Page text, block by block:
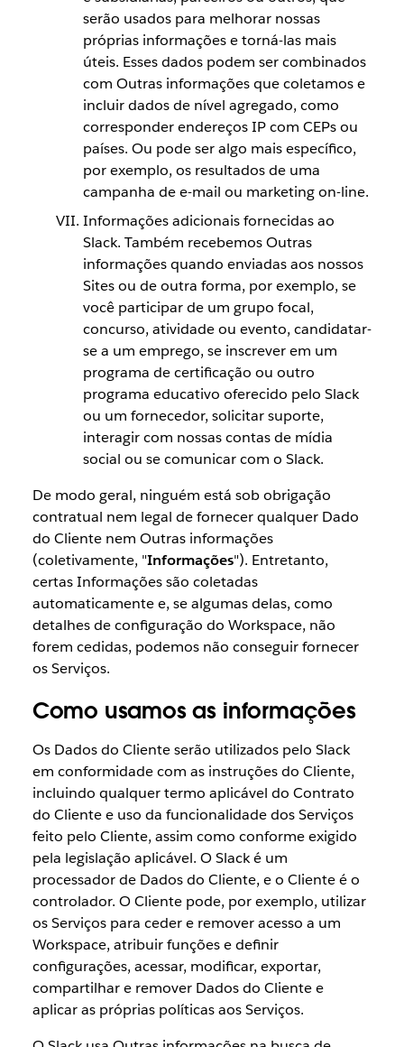
serão usados para melhorar nossas
próprias informações e torná-las mais
úteis. Esses dados podem ser combinados
com Outras informações que coletamos e
incluir dados de nível agregado, como
corresponder endereços IP com CEPs ou
países. Ou pode ser algo mais específico,
por exemplo, os resultados de uma
campanha de e-mail ou marketing on-line.
Informações adicionais fornecidas ao
Slack. Também recebemos Outras
informações quando enviadas aos nossos
Sites ou de outra forma, por exemplo, se
você participar de um grupo focal,
concurso, atividade ou evento, candidatar-
se a um emprego, se inscrever em um
programa de certificação ou outro
programa educativo oferecido pelo Slack
ou um fornecedor, solicitar suporte,
interagir com nossas contas de mídia
social ou se comunicar com o Slack.
De modo geral, ninguém está sob obrigação
contratual nem legal de fornecer qualquer Dado
do Cliente nem Outras informações
(coletivamente, "Informações"). Entretanto,
certas Informações são coletadas
automaticamente e, se algumas delas, como
detalhes de configuração do Workspace, não
forem cedidas, podemos não conseguir fornecer
os Serviços.
Como usamos as informações
Os Dados do Cliente serão utilizados pelo Slack
em conformidade com as instruções do Cliente,
incluindo qualquer termo aplicável do Contrato
do Cliente e uso da funcionalidade dos Serviços
feito pelo Cliente, assim como conforme exigido
pela legislação aplicável. O Slack é um
processador de Dados do Cliente, e o Cliente é o
controlador. O Cliente pode, por exemplo, utilizar
os Serviços para ceder e remover acesso a um
Workspace, atribuir funções e definir
configurações, acessar, modificar, exportar,
compartilhar e remover Dados do Cliente e
aplicar as próprias políticas aos Serviços.